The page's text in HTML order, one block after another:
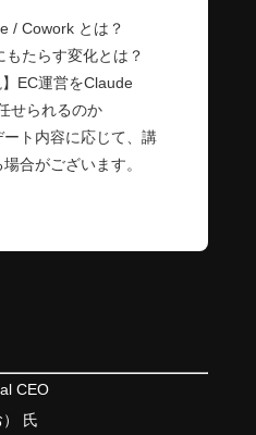
/ Cowork とは？
たらす変化とは？
EC運営をClaude
せられるのか
ト内容に応じて、講
合がございます。
CEO
氏